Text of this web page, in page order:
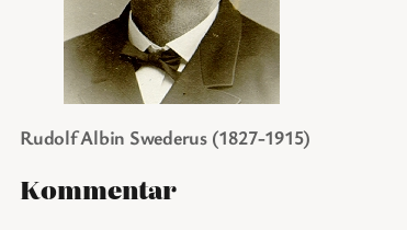
Rudolf Albin Swederus (1827-1915)
Kommentar